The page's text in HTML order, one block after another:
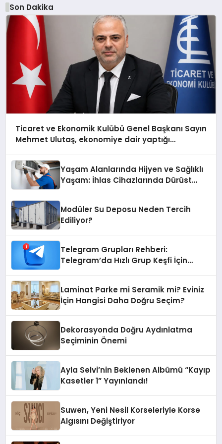
Son Dakika
Ticaret ve Ekonomik Kulübü Genel Başkanı Sayın
Mehmet Ulutaş, ekonomiye dair yaptığı
Yaşam Alanlarında Hijyen ve Sağlıklı
Yaşam: İhlas Cihazlarında Dürüst
Modüler Su Deposu Neden Tercih
Ediliyor?
Telegram Grupları Rehberi:
Telegram’da Hızlı Grup Keşfi İçin
Laminat Parke mi Seramik mi? Eviniz
İçin Hangisi Daha Doğru Seçim?
Dekorasyonda Doğru Aydınlatma
Seçiminin Önemi
Ayla Selvi’nin Beklenen Albümü “Kayıp
Kasetler 1” Yayınlandı!
Suwen, Yeni Nesil Korseleriyle Korse
Algısını Değiştiriyor